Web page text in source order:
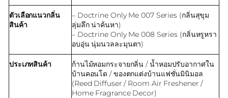
ตัวเลือกแนวกลิ่น
สินค้า
– Doctrine Only Me 007 Series (กลิ่นสุขุม
ลุ่มลึก น่าค้นหา)
– Doctrine Only Me 008 Series (กลิ่นหรูหรา
อบอุ่น นุ่มนวลละมุนตา)
ประเภทสินค้า
ก้านไม้หอมกระจายกลิ่น / น้ำหอมปรับอากาศใน
บ้านคอนโด / ของตกแต่งบ้านแฟชั่นมินิมอล
(Reed Diffuser / Room Air Freshener /
Home Fragrance Decor)